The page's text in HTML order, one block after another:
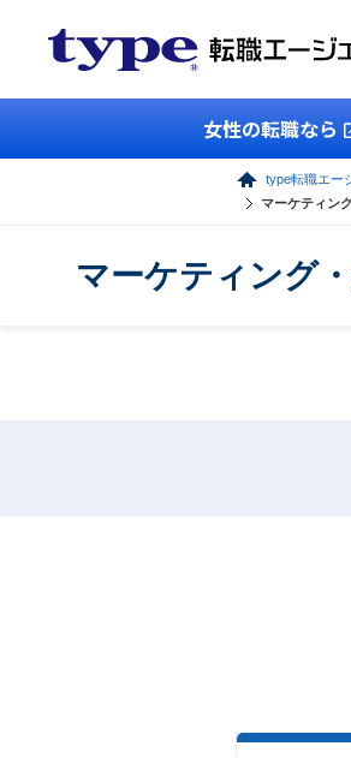
女性の転職なら
type転職エー
マーケティン
マーケティング